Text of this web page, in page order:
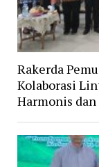
Rakerda
Kolaborasi
Harmonis dan